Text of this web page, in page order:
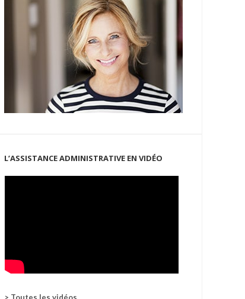
L’ASSISTANCE ADMINISTRATIVE EN VIDÉO